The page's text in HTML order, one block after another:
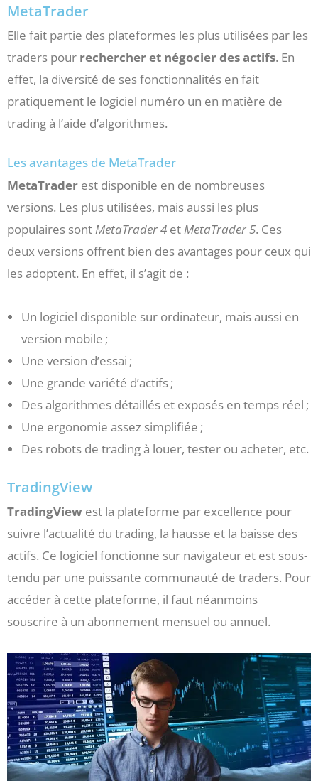
MetaTrader
Elle fait partie des plateformes les plus utilisées par les
traders pour rechercher et négocier des actifs. En
effet, la diversité de ses fonctionnalités en fait
pratiquement le logiciel numéro un en matière de
trading à l’aide d’algorithmes.
Les avantages de MetaTrader
MetaTrader est disponible en de nombreuses
versions. Les plus utilisées, mais aussi les plus
populaires sontMetaTrader 4 etMetaTrader 5. Ces
deux versions offrent bien des avantages pour ceux qui
les adoptent. En effet, il s’agit de :
Un logiciel disponible sur ordinateur, mais aussi en
version mobile ;
Une version d’essai ;
Une grande variété d’actifs ;
Des algorithmes détaillés et exposés en temps réel ;
Une ergonomie assez simplifiée ;
Des robots de trading à louer, tester ou acheter, etc.
TradingView
TradingView est la plateforme par excellence pour
suivre l’actualité du trading, la hausse et la baisse des
actifs. Ce logiciel fonctionne sur navigateur et est sous-
tendu par une puissante communauté de traders. Pour
accéder à cette plateforme, il faut néanmoins
souscrire à un abonnement mensuel ou annuel.